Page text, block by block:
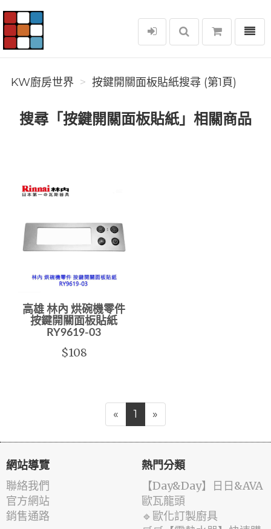
KW廚房世界
選單
KW廚房世界 按鍵開關面板貼紙搜尋 (第1頁)
搜尋「按鍵開關面板貼紙」相關商品
高雄 林內 烘碗機零件
按鍵開關面板貼紙
RY9619-03
$108
« 1 »
網站導覽
聯絡我們
官方網站
銷售通路
熱門分類
️【Day&Day】️日日&AVA
歐瓦龍頭
🔹歐化訂製廚具